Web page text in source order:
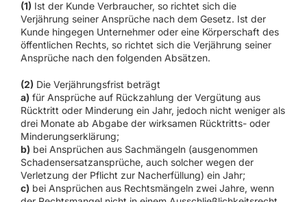
(1) Ist der Kunde Verbraucher, so richtet sich die
Verjährung seiner Ansprüche nach dem Gesetz. Ist der
Kunde hingegen Unternehmer oder eine Körperschaft des
öffentlichen Rechts, so richtet sich die Verjährung seiner
Ansprüche nach den folgenden Absätzen.
(2) Die Verjährungsfrist beträgt
a) für Ansprüche auf Rückzahlung der Vergütung aus
Rücktritt oder Minderung ein Jahr, jedoch nicht weniger als
drei Monate ab Abgabe der wirksamen Rücktritts- oder
Minderungserklärung;
b) bei Ansprüchen aus Sachmängeln (ausgenommen
Schadensersatzansprüche, auch solcher wegen der
Verletzung der Pflicht zur Nacherfüllung) ein Jahr;
c) bei Ansprüchen aus Rechtsmängeln zwei Jahre, wenn